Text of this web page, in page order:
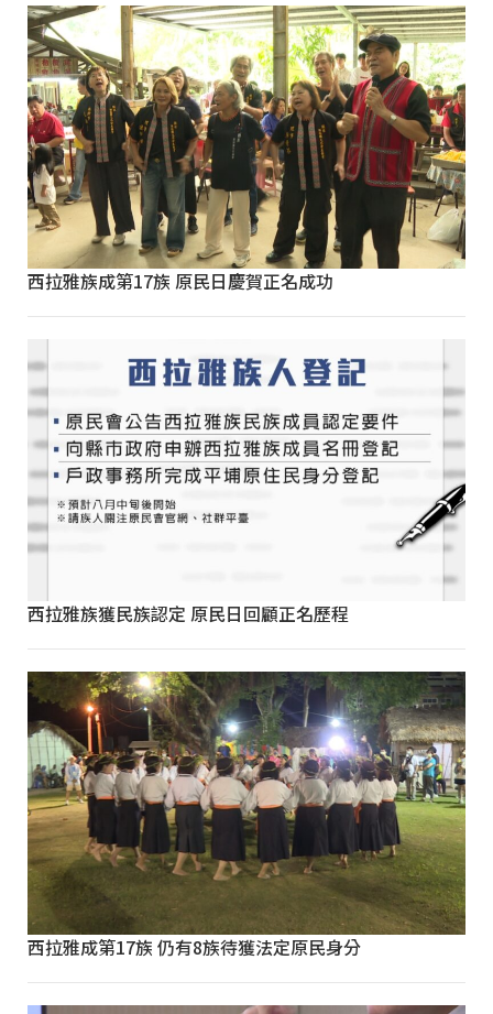
西拉雅族成第17族 原民日慶賀正名成功
西拉雅族獲民族認定 原民日回顧正名歷程
西拉雅成第17族 仍有8族待獲法定原民身分